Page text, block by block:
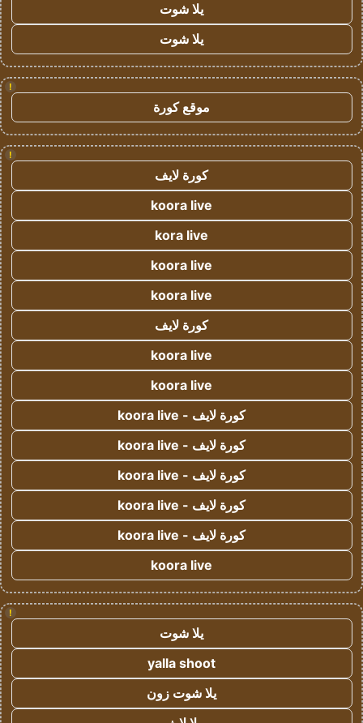
يلا شوت
يلا شوت
!
موقع كورة
!
كورة لايف
koora live
kora live
koora live
koora live
كورة لايف
koora live
koora live
كورة لايف - koora live
كورة لايف - koora live
كورة لايف - koora live
كورة لايف - koora live
كورة لايف - koora live
koora live
!
يلا شوت
yalla shoot
يلا شوت زون